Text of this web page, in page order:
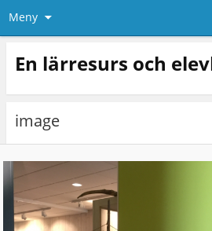
Meny
En lärresurs och
image